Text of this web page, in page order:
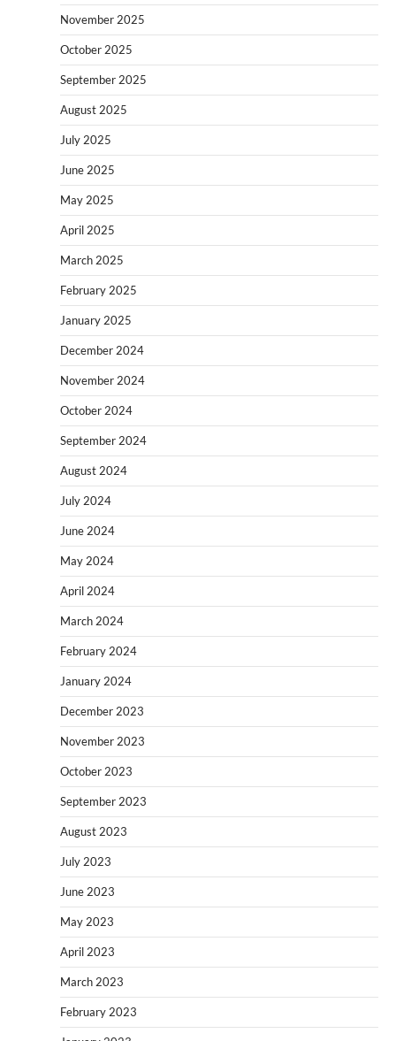
November 2025
October 2025
September 2025
August 2025
July 2025
June 2025
May 2025
April 2025
March 2025
February 2025
January 2025
December 2024
November 2024
October 2024
September 2024
August 2024
July 2024
June 2024
May 2024
April 2024
March 2024
February 2024
January 2024
December 2023
November 2023
October 2023
September 2023
August 2023
July 2023
June 2023
May 2023
April 2023
March 2023
February 2023